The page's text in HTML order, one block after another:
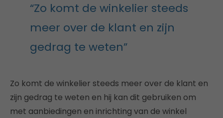
“Zo komt de winkelier steeds
meer over de klant en zijn
gedrag te weten”
Zo komt de winkelier steeds meer over de klant en
zijn gedrag te weten en hij kan dit gebruiken om
met aanbiedingen en inrichting van de winkel